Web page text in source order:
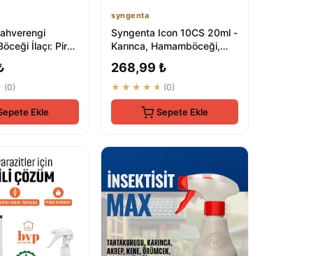
İlaçı: Pire,
(0)
Ekle
syngenta
Syngenta Icon 10CS 20ml -
Karınca, Hamamböceği,
Kene...
268,99 ₺
★★★★★ (0)
Sepete Ekle